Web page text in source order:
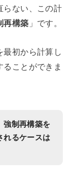
らない、この計
再構築 」です。
最初から計算し
ことができま
強制再構築を
れるケースは